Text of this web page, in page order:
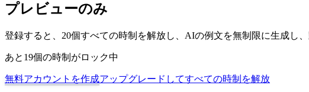
プレビューのみ
登録すると、20個すべての時制を解放し、AIの例文を無制限に生成し
あと19個の時制がロック中
無料アカウントを作成アップグレードしてすべての時制を解放